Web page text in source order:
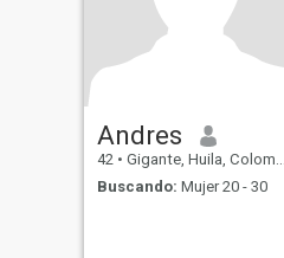
Andres
42 • Gigante, Huila, Colombia
Buscando: Mujer 20 - 30